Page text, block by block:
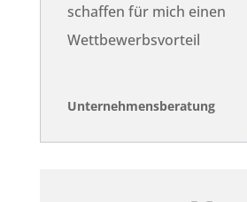
schaffen für mich einen
Wettbewerbsvorteil
Unternehmensberatung